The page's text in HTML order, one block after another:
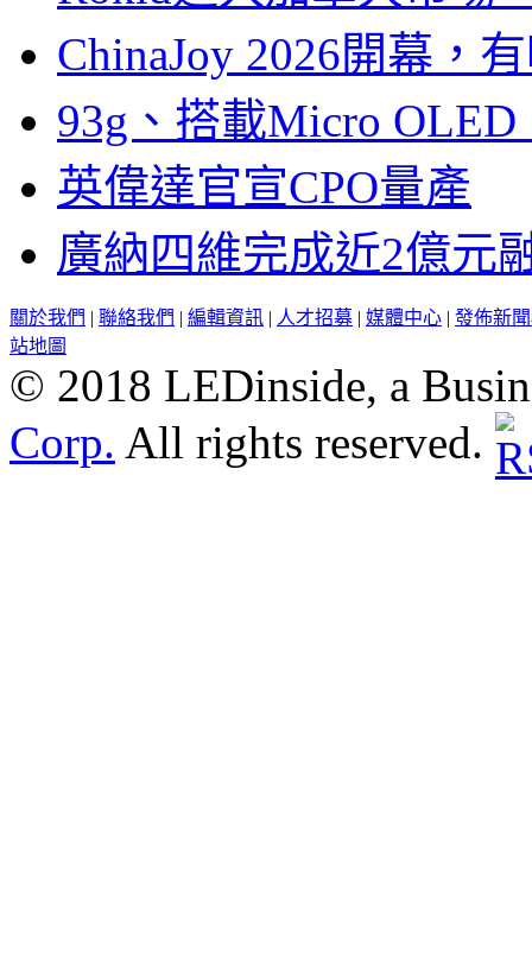
ChinaJoy 2026開幕，
93g、搭載Micro
英偉達官宣CPO量產
廣納四維完成近2億元
關於我們 | 聯絡我們 | 編輯資訊 | 人才招募 | 媒體中心 | 發佈新
站地圖
© 2018 LEDinside, a
Corp. All rights reserved.